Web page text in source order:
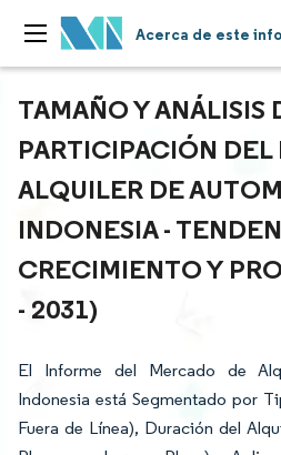
Acerca de este
TAMAÑO Y ANÁLISIS
PARTICIPACIÓN
ALQUILER DE
INDONESIA -
CRECIMIENTO Y
- 2031)
El Informe del Mercado de
Indonesia está Segmentado por
Fuera de Línea), Duración del